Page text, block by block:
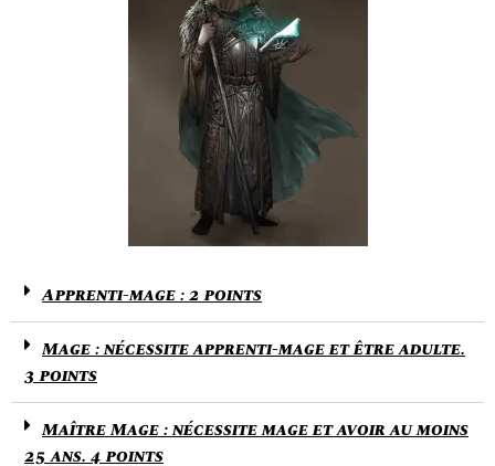
Apprenti-mage : 2 points
Mage : nécessite apprenti-mage et être adulte.
3 points
Maître Mage : nécessite mage et avoir au moins
25 ans. 4 points